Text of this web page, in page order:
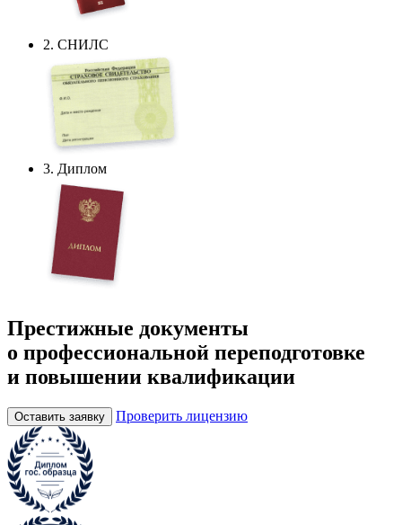
2. СНИЛС
3. Диплом
Престижные документы
о профессиональной переподготовке
и повышении квалификации
Оставить заявку Проверить лицензию